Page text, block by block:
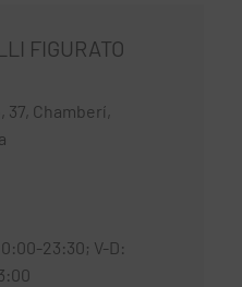
FIGURATO
37, Chamberí,
23:30; V-D: